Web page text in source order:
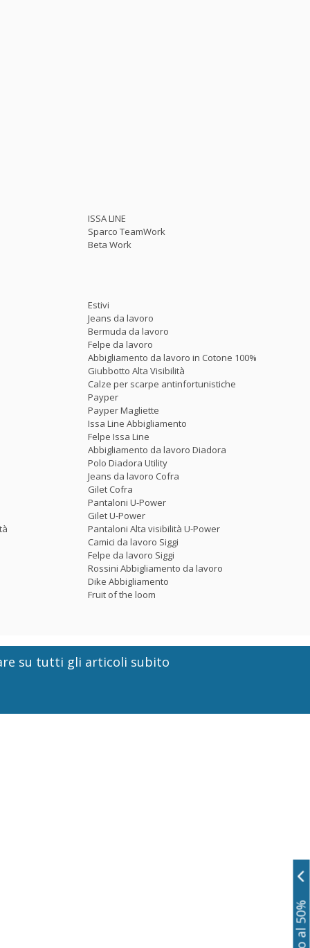
ISSA LINE
Sparco TeamWork
Beta Work
Estivi
Jeans da lavoro
Bermuda da lavoro
Felpe da lavoro
Abbigliamento da lavoro in Cotone 100%
Giubbotto Alta Visibilità
Calze per scarpe antinfortunistiche
Payper
Payper Magliette
Issa Line Abbigliamento
Felpe Issa Line
Abbigliamento da lavoro Diadora
Polo Diadora Utility
Jeans da lavoro Cofra
Gilet Cofra
Pantaloni U-Power
Gilet U-Power
Pantaloni Alta visibilità U-Power
Camici da lavoro Siggi
Felpe da lavoro Siggi
Rossini Abbigliamento da lavoro
Dike Abbigliamento
Fruit of the loom
su tutti gli articoli subito